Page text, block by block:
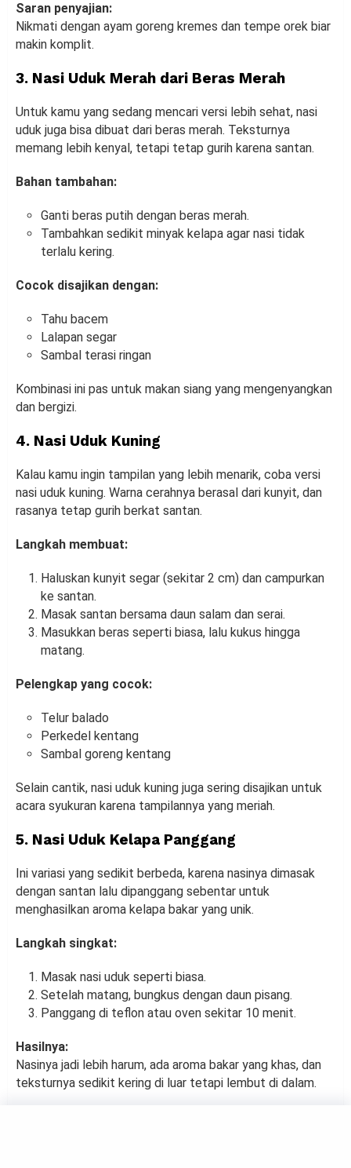
Saran penyajian:
Nikmati dengan ayam goreng kremes dan tempe orek biar
makin komplit.
3. Nasi Uduk Merah dari Beras Merah
Untuk kamu yang sedang mencari versi lebih sehat, nasi
uduk juga bisa dibuat dari beras merah. Teksturnya
memang lebih kenyal, tetapi tetap gurih karena santan.
Bahan tambahan:
Ganti beras putih dengan beras merah.
Tambahkan sedikit minyak kelapa agar nasi tidak
terlalu kering.
Cocok disajikan dengan:
Tahu bacem
Lalapan segar
Sambal terasi ringan
Kombinasi ini pas untuk makan siang yang mengenyangkan
dan bergizi.
4. Nasi Uduk Kuning
Kalau kamu ingin tampilan yang lebih menarik, coba versi
nasi uduk kuning. Warna cerahnya berasal dari kunyit, dan
rasanya tetap gurih berkat santan.
Langkah membuat:
Haluskan kunyit segar (sekitar 2 cm) dan campurkan
ke santan.
Masak santan bersama daun salam dan serai.
Masukkan beras seperti biasa, lalu kukus hingga
matang.
Pelengkap yang cocok:
Telur balado
Perkedel kentang
Sambal goreng kentang
Selain cantik, nasi uduk kuning juga sering disajikan untuk
acara syukuran karena tampilannya yang meriah.
5. Nasi Uduk Kelapa Panggang
Ini variasi yang sedikit berbeda, karena nasinya dimasak
dengan santan lalu dipanggang sebentar untuk
menghasilkan aroma kelapa bakar yang unik.
Langkah singkat:
Masak nasi uduk seperti biasa.
Setelah matang, bungkus dengan daun pisang.
Panggang di teflon atau oven sekitar 10 menit.
Hasilnya:
Nasinya jadi lebih harum, ada aroma bakar yang khas, dan
teksturnya sedikit kering di luar tetapi lembut di dalam.